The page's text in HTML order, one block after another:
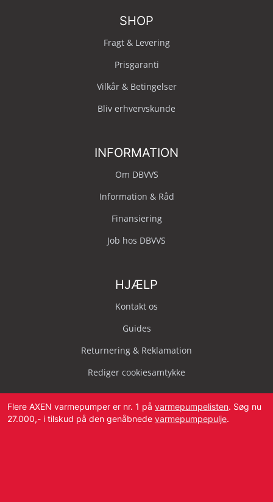
SHOP
Fragt & Levering
Prisgaranti
Vilkår & Betingelser
Bliv erhvervskunde
INFORMATION
Om DBVVS
Information & Råd
Finansiering
Job hos DBVVS
HJÆLP
Kontakt os
Guides
Returnering & Reklamation
Rediger cookiesamtykke
Flere AXEN varmepumper er nr. 1 på varmepumpelisten. Søg nu
27.000,- i tilskud på den genåbnede varmepumpepulje.